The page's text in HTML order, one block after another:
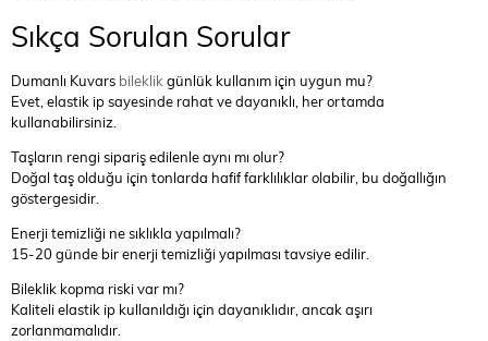
Sıkça Sorulan Sorular
Dumanlı Kuvars bileklikgünlük kullanım için uygun mu?
Evet, elastik ip sayesinde rahat ve dayanıklı, her ortamda
kullanabilirsiniz.
Taşların rengi sipariş edilenle aynı mı olur?
Doğal taş olduğu için tonlarda hafif farklılıklar olabilir, bu doğallığın
göstergesidir.
Enerji temizliği ne sıklıkla yapılmalı?
15-20 günde bir enerji temizliği yapılması tavsiye edilir.
Bileklik kopma riski var mı?
Kaliteli elastik ip kullanıldığı için dayanıklıdır, ancak aşırı
zorlanmamalıdır.